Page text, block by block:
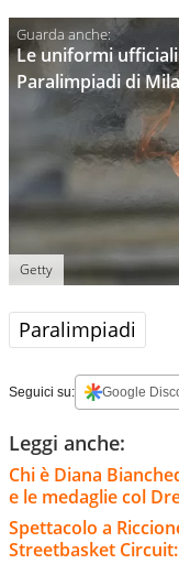
Le uniformi
Paralimpiadi di
Getty
Paralimpiadi
Seguici su: Google
Leggi anche:
Chi è Diana
e le medaglie col
Spettacolo a
Streetbasket